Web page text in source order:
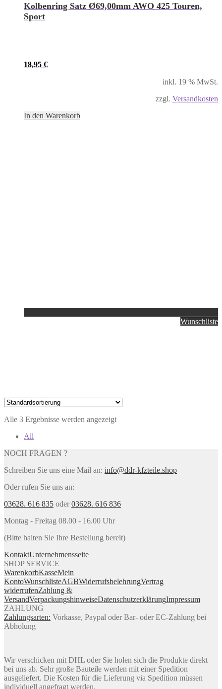
Kolbenring Satz Ø69,00mm AWO 425 Touren,
Sport
18,95 €
inkl. 19 % MwSt.
zzgl. Versandkosten
In den Warenkorb
Wunschliste
Alle 3 Ergebnisse werden angezeigt
All
NOCH FRAGEN ?
Schreiben Sie uns eine Mail an: info@ddr-kfzteile.shop
Oder rufen Sie uns an:
03628. 616 835 oder03628. 616 836
Montag - Freitag 08.00 - 16.00 Uhr
(Bitte halten Sie Ihre Bestellung bereit)
KontaktUnternehmensseite
SHOP SERVICE
WarenkorbKasseMein
KontoWunschlisteAGBWiderrufsbelehrungVertrag
widerrufenZahlung &
VersandVerpackungshinweiseDatenschutzerklärungImpressum
ZAHLUNG
Zahlungsarten: Vorkasse, Paypal oder Bar- oder EC-Zahlung bei
Abholung
Wir verschicken mit DHL oder Sie holen sich die Produkte direkt
bei uns ab. Sehr große Bauteile werden mit einer Spedition
ausgeliefert. Die Kosten für die Lieferung via Spedition müssen
individuell angefragt werden.